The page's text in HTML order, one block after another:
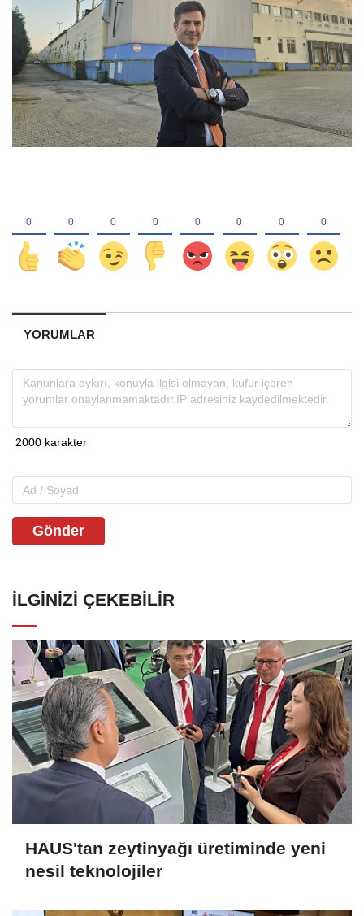
YORUMLAR
Gönder
İLGINIZI ÇEKEBILIR
HAUS'tan zeytinyağı üretiminde yeni
nesil teknolojiler